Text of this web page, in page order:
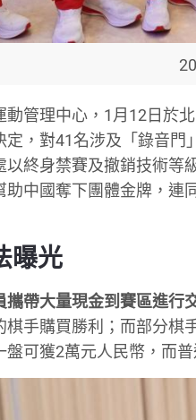
動管理中心，1月12日於
定，對41名涉及「錄音
以終身禁賽及撤銷技術等
助中國奪下團體金牌，連
曝光
攜帶大量現金到賽區進行
棋手購買勝利；而部分棋
盤可獲2萬元人民幣，而